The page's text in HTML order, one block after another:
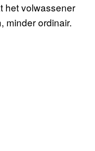
het volwassener
minder ordinair.